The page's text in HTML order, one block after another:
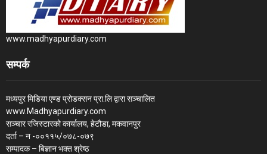
www.madhyapurdiary.com
सम्पर्क
मध्यपुर मिडिया एण्ड प्रोडक्सन प्रा.लि द्वारा सञ्चालित
www.Madhyapurdiary.com
सञ्चार रजिस्टारको कार्यालय, हेटौडा, मकवानपुर
दर्ता – न -००११५/०७८-०७९
सम्पादक – बिज्ञान भक्त श्रेष्ठ